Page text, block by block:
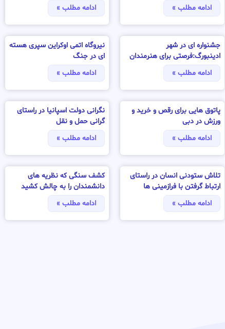
ادامه مطلب »
ادامه مطلب »
جشنواره ای در شهر
ادینبورگ:فرصتی برای هنرمندان
ادامه مطلب »
نیروگاه اتمی اوکراین سپری هسته
ای در جنگ
ادامه مطلب »
پاتوق هایی برای رقص و خرید و
ورزش در دبی
ادامه مطلب »
نگرانی دولت اسپانیا در راستای
گرانی حمل و نقل
ادامه مطلب »
تلاش ستودنی انسان در راستای
ارتباط گرفتن با فرازمینی ها
ادامه مطلب »
کشف سنگی که نظریه های
دانشمندان را به چالش کشید
ادامه مطلب »